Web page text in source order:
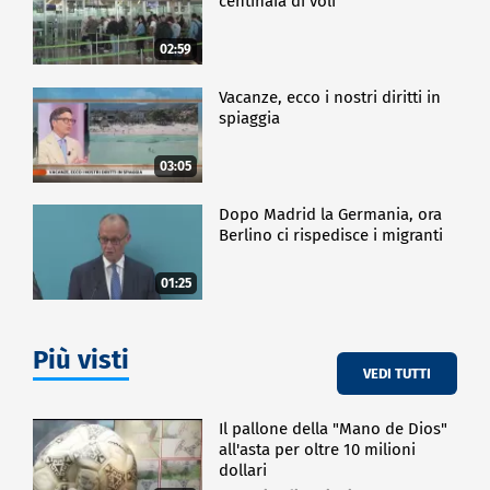
02:59
03:05
Vacanze, ecco i nostri diritti in
spiaggia
01:25
Dopo Madrid la Germania, ora
Berlino ci rispedisce i migranti
Più visti VEDI TUTTI
Il pallone della "Mano de Dios"
all'asta per oltre 10 milioni
dollari